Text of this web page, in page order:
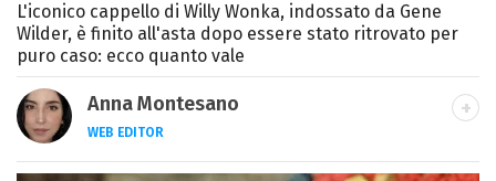
L'iconico cappello di Willy Wonka, indossato da Gene
Wilder, è finito all'asta dopo essere stato ritrovato per
puro caso: ecco quanto vale
Anna Montesano
WEB EDITOR
Web editor appassionata di cinema e TV,